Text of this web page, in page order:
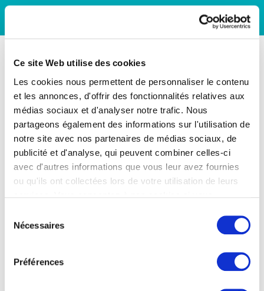
Ce site Web utilise des cookies
Les cookies nous permettent de personnaliser le contenu
et les annonces, d'offrir des fonctionnalités relatives aux
médias sociaux et d'analyser notre trafic. Nous
partageons également des informations sur l'utilisation de
notre site avec nos partenaires de médias sociaux, de
publicité et d'analyse, qui peuvent combiner celles-ci
avec d'autres informations que vous leur avez fournies
ou qu'ils ont collectées lors de votre utilisation de leurs
Nécessaires
Préférences